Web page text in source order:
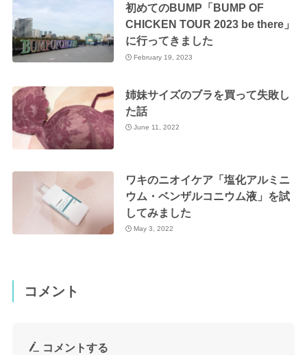
初めてのBUMP「BUMP OF
CHICKEN TOUR 2023 be there」
に行ってきました
February 19, 2023
姉妹サイズのブラを買って失敗し
た話
June 11, 2022
ワキのニオイケア「塩化アルミニ
ウム・ベンザルコニウム液」を試
してみました
May 3, 2022
コメント
コメントする